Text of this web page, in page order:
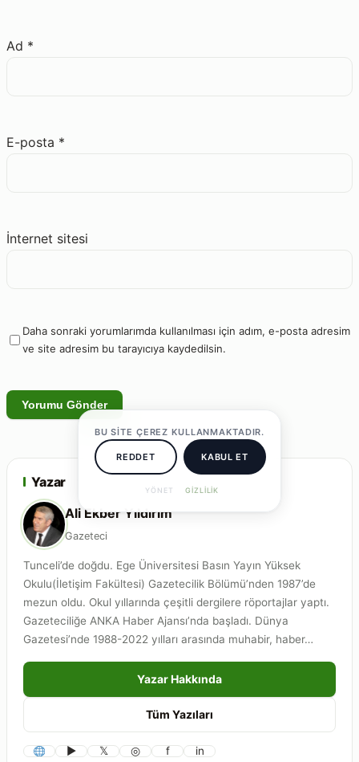
Ad *
E-posta *
İnternet sitesi
Daha sonraki yorumlarımda kullanılması için adım, e-posta adresim
ve site adresim bu tarayıcıya kaydedilsin.
Yazar
Ali Ekber Yıldırım
Gazeteci
Tunceli’de doğdu. Ege Üniversitesi Basın Yayın Yüksek
Okulu(İletişim Fakültesi) Gazetecilik Bölümü’nden 1987’de
mezun oldu. Okul yıllarında çeşitli dergilere röportajlar yaptı.
Gazeteciliğe ANKA Haber Ajansı’nda başladı. Dünya
Gazetesi’nde 1988-2022 yılları arasında muhabir, haber…
Yazar Hakkında
Tüm Yazıları
▶ 𝕏 ◎ f in
BU SITE ÇEREZ KULLANMAKTADIR.
REDDET
YÖNET
KABUL ET
GIZLILIK